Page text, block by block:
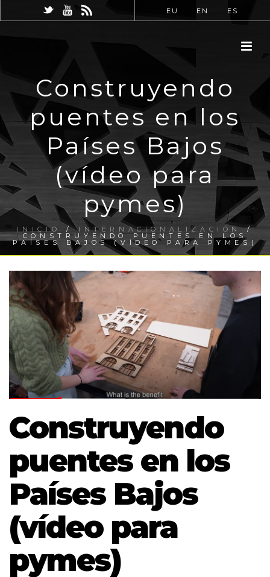
EU EN ES
Construyendo
puentes en los
Países Bajos
(vídeo para
pymes)
INICIO /INTERNACIONALIZACIÓN/
CONSTRUYENDO PUENTES EN LOS
PAÍSES BAJOS (VÍDEO PARA PYMES)
Construyendo
puentes en los
Países Bajos
(vídeo para
pymes)